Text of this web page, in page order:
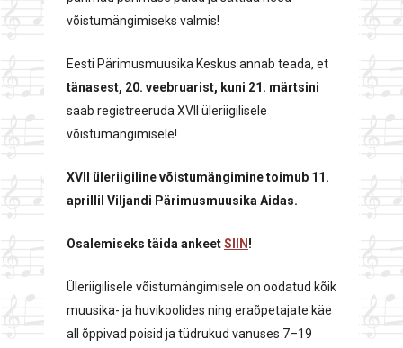
võistumängimiseks valmis!
Eesti Pärimusmuusika Keskus annab teada, et
tänasest, 20. veebruarist, kuni 21. märtsini
saab registreeruda XVII üleriigilisele
võistumängimisele!
XVII üleriigiline võistumängimine toimub 11.
aprillil Viljandi Pärimusmuusika Aidas.
Osalemiseks täida ankeetSIIN !
Üleriigilisele võistumängimisele on oodatud kõik
muusika- ja huvikoolides ning eraõpetajate käe
all õppivad poisid ja tüdrukud vanuses 7–19